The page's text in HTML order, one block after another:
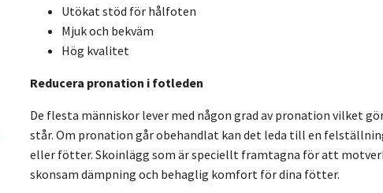
Utökat stöd för hålfoten
Mjuk och bekväm
Hög kvalitet
Reducera pronation i fotleden
De flesta människor lever med någon grad av pronation vilket
står. Om pronation går obehandlat kan det leda till en
eller fötter. Skoinlägg som är speciellt framtagna för att
skonsam dämpning och behaglig komfort för dina fötter.